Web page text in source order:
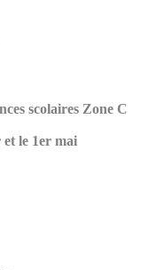
scolaires Zone C
et le 1er mai